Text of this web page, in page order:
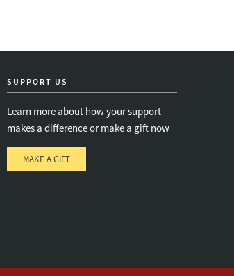
SUPPORT US
Learn more about how your support
makes a difference or make a gift now
MAKE A GIFT